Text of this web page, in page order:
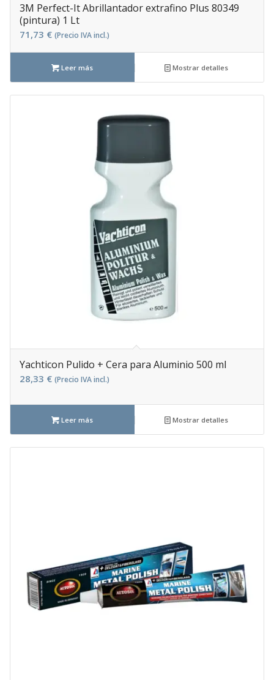
3M Perfect-It Abrillantador extrafino Plus 80349
(pintura) 1 Lt
71,73 € (Precio IVA incl.)
Leer más Mostrar detalles
Yachticon Pulido + Cera para Aluminio 500 ml
28,33 € (Precio IVA incl.)
Leer más Mostrar detalles